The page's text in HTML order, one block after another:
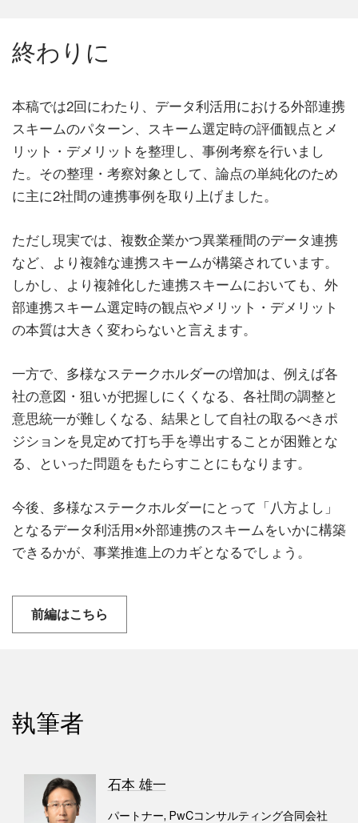
終わりに
本稿では2回にわたり、データ利活用における外部連携
スキームのパターン、スキーム選定時の評価観点とメ
リット・デメリットを整理し、事例考察を行いまし
た。その整理・考察対象として、論点の単純化のため
に主に2社間の連携事例を取り上げました。
ただし現実では、複数企業かつ異業種間のデータ連携
など、より複雑な連携スキームが構築されています。
しかし、より複雑化した連携スキームにおいても、外
部連携スキーム選定時の観点やメリット・デメリット
の本質は大きく変わらないと言えます。
一方で、多様なステークホルダーの増加は、例えば各
社の意図・狙いが把握しにくくなる、各社間の調整と
意思統一が難しくなる、結果として自社の取るべきポ
ジションを見定めて打ち手を導出することが困難とな
る、といった問題をもたらすことにもなります。
今後、多様なステークホルダーにとって「八方よし」
となるデータ利活用×外部連携のスキームをいかに構築
できるかが、事業推進上のカギとなるでしょう。
前編はこちら
執筆者
石本 雄一
パートナー, PwCコンサルティング合同会社